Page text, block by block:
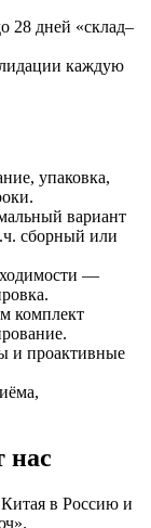
28 дней «склад–
каждую
упаковка,
вариант
сборный или
—
комплект
и проактивные
нас
в Россию и